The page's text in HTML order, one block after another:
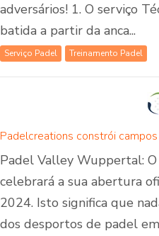
adversários! 1. O serviço
batida a partir da anca...
Serviço Padel Treinamento Padel
Padel Valley Wuppertal:
celebrará a sua abertura
2024. Isto significa que
dos desportos de padel